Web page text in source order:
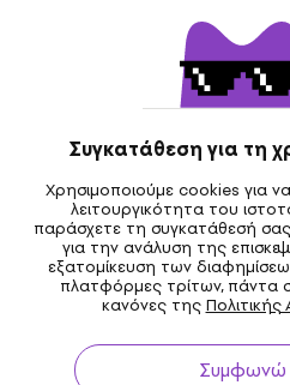
Συγκατάθεση για τη
Χρησιμοποιούμε cookies για
λειτουργικότητα του
παράσχετε τη συγκατάθεσή
για την ανάλυση της
εξατομίκευση των
πλατφόρμες τρίτων, πάντα
κανόνες της
Συμφωνώ